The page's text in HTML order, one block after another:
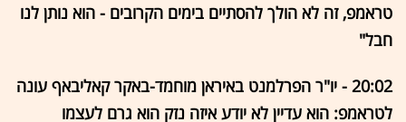
טראמפ, זה לא הולך להסתיים בימים הקרובים - הוא נותן לנו
חבל"
20:02 - יו"ר הפרלמנט באיראן מוחמד-באקר קאליבאף עונה
לטראמפ: הוא עדיין לא יודע איזה נזק הוא גרם לעצמו